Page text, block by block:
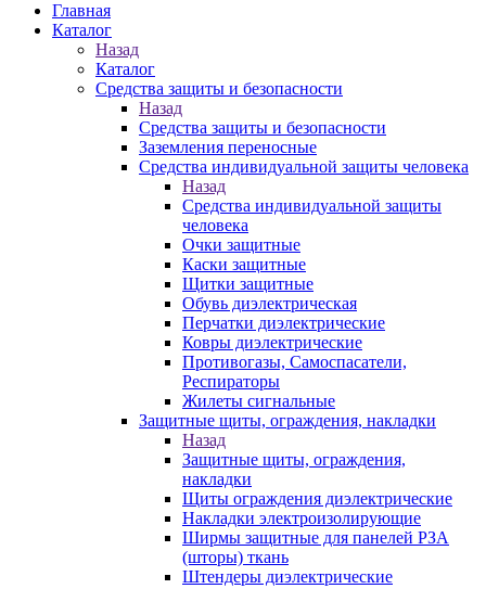
Главная
Каталог
Назад
Каталог
Средства защиты и безопасности
Назад
Средства защиты и безопасности
Заземления переносные
Средства индивидуальной защиты человека
Назад
Средства индивидуальной защиты
человека
Очки защитные
Каски защитные
Щитки защитные
Обувь диэлектрическая
Перчатки диэлектрические
Ковры диэлектрические
Противогазы, Самоспасатели,
Респираторы
Жилеты сигнальные
Защитные щиты, ограждения, накладки
Назад
Защитные щиты, ограждения,
накладки
Щиты ограждения диэлектрические
Накладки электроизолирующие
Ширмы защитные для панелей РЗА
(шторы) ткань
Штендеры диэлектрические